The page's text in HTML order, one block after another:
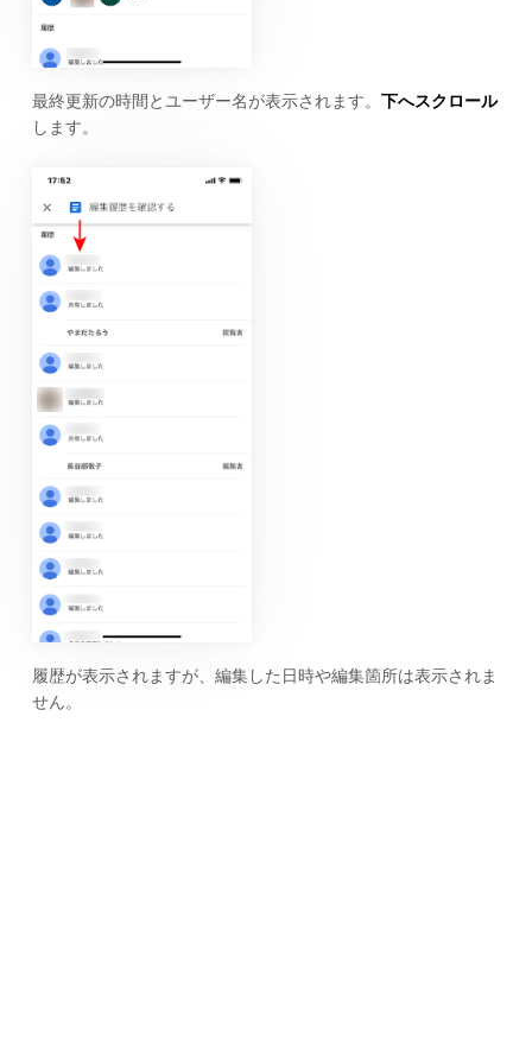
最終更新の時間とユーザー名が表示されます。 下へスクロール
します。
履歴が表示されますが、編集した日時や編集箇所は表示されま
せん。